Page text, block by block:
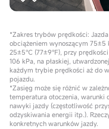
*Zakres trybów prędkości:
obciążeniem wynoszącym 75±5
25±5℃ (77±9℉), przy prędkości
106 kPa, na płaskiej,
każdym trybie prędkości aż do
pojazdu.
*Zasięg może się różnić w
temperatura otoczenia, warunki
nawyki jazdy (częstotliwość
odzyskiwania energii itp.).
konkretnych warunków jazdy.